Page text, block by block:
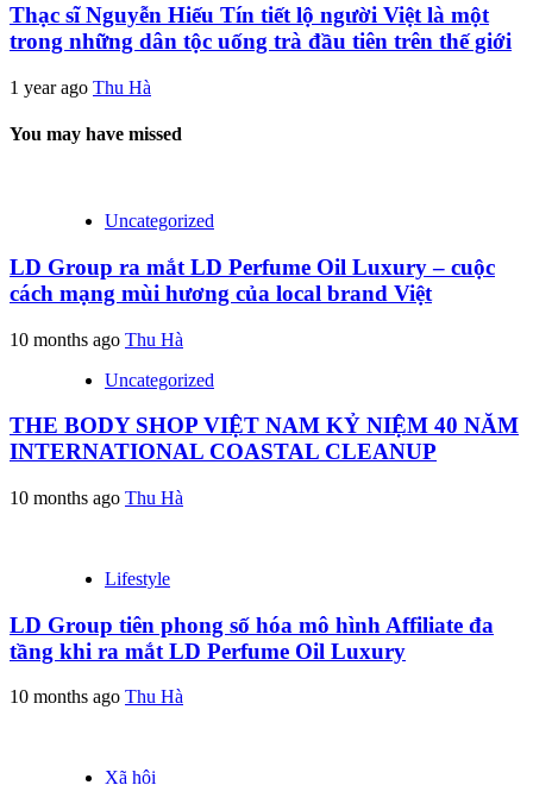
Thạc sĩ Nguyễn Hiếu Tín tiết lộ người Việt là một
trong những dân tộc uống trà đầu tiên trên thế giới
1 year ago Thu Hà
You may have missed
Uncategorized
LD Group ra mắt LD Perfume Oil Luxury – cuộc
cách mạng mùi hương của local brand Việt
10 months ago Thu Hà
Uncategorized
THE BODY SHOP VIỆT NAM KỶ NIỆM 40 NĂM
INTERNATIONAL COASTAL CLEANUP
10 months ago Thu Hà
Lifestyle
LD Group tiên phong số hóa mô hình Affiliate đa
tầng khi ra mắt LD Perfume Oil Luxury
10 months ago Thu Hà
Xã hội